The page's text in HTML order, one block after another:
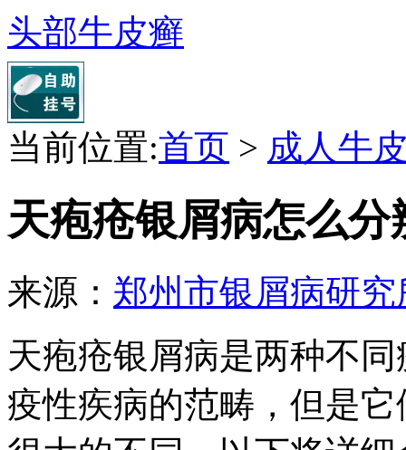
头部牛皮癣
当前位置:首页 > 成人牛
天疱疮银屑病怎么分
来源： 郑州市银屑病研究
天疱疮银屑病是两种不
疫性疾病的范畴，但是